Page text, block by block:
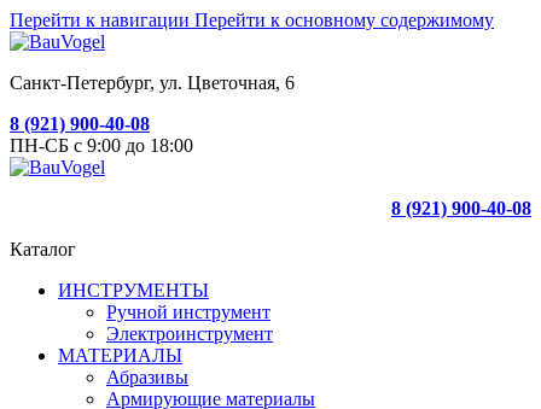
Перейти к навигации Перейти к основному содержимому
Санкт-Петербург, ул. Цветочная, 6
8 (921) 900-40-08
ПН-СБ с 9:00 до 18:00
8 (921) 900-40-08
Каталог
ИНСТРУМЕНТЫ
Ручной инструмент
Электроинструмент
МАТЕРИАЛЫ
Абразивы
Армирующие материалы